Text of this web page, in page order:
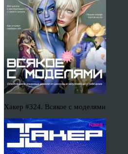
Хакер #324. Всякое с моделями